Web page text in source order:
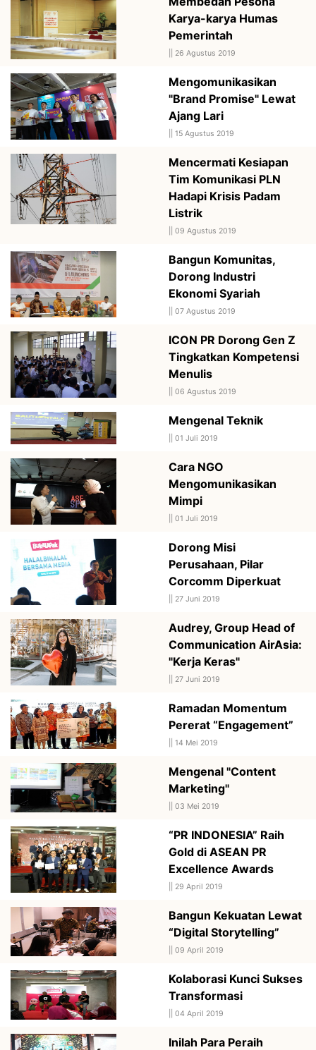
Karya-karya Humas
Pemerintah
26 Agustus 2019
Mengomunikasikan
"Brand Promise" Lewat
Ajang Lari
15 Agustus 2019
Mencermati Kesiapan
Tim Komunikasi PLN
Hadapi Krisis Padam
Listrik
09 Agustus 2019
Bangun Komunitas,
Dorong Industri
Ekonomi Syariah
07 Agustus 2019
ICON PR Dorong Gen Z
Tingkatkan Kompetensi
Menulis
06 Agustus 2019
Mengenal Teknik
01 Juli 2019
Cara NGO
Mengomunikasikan
Mimpi
01 Juli 2019
Dorong Misi
Perusahaan, Pilar
Corcomm Diperkuat
27 Juni 2019
Audrey, Group Head of
Communication AirAsia:
"Kerja Keras"
27 Juni 2019
Ramadan Momentum
Pererat “Engagement”
14 Mei 2019
Mengenal "Content
Marketing"
03 Mei 2019
“PR INDONESIA” Raih
Gold di ASEAN PR
Excellence Awards
29 April 2019
Bangun Kekuatan Lewat
“Digital Storytelling”
09 April 2019
Kolaborasi Kunci Sukses
Transformasi
04 April 2019
Inilah Para Peraih